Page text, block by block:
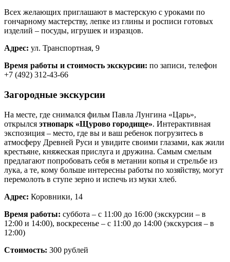
Всех желающих приглашают в мастерскую с уроками по
гончарному мастерству, лепке из глины и росписи готовых
изделий – посуды, игрушек и изразцов.
Адрес: ул. Транспортная, 9
Время работы и стоимость экскурсии: по записи, телефон
+7 (492) 312-43-66
Загородные экскурсии
На месте, где снимался фильм Павла Лунгина «Царь»,
открылся этнопарк «Щурово городище». Интерактивная
экспозиция – место, где вы и ваш ребенок погрузитесь в
атмосферу Древней Руси и увидите своими глазами, как жили
крестьяне, княжеская прислуга и дружина. Самым смелым
предлагают попробовать себя в метании копья и стрельбе из
лука, а те, кому больше интересны работы по хозяйству, могут
перемолоть в ступе зерно и испечь из муки хлеб.
Адрес: Коровники, 14
Время работы: суббота – с 11:00 до 16:00 (экскурсии – в
12:00 и 14:00), воскресенье – с 11:00 до 14:00 (экскурсия – в
12:00)
Стоимость: 300 рублей